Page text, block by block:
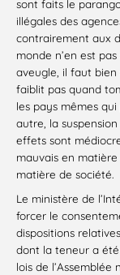
sont faits le
illégales des
contrairement aux
monde n’en est
aveugle, il faut
faiblit pas quand
les pays mêmes
autre, la
effets sont
mauvais en
matière de société.
Le ministère de
forcer le
dispositions
dont la teneur a
lois de l’Assemblée